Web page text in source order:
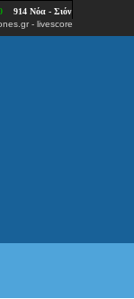
- livescore